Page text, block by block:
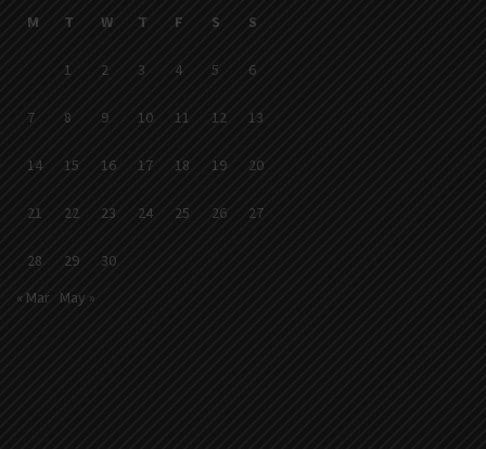
M
T W T F S S
1 2 3 4 5 6
7 8 9 10 11 12 13
14 15 16 17 18 19 20
21 22 23 24 25 26 27
28 29
30
« Mar
May »